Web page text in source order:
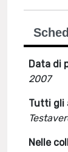
Data di
2007
Tutti gli
Nelle